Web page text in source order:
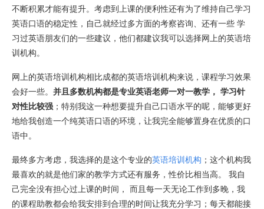
不断积累才能有提升。考虑到上课的便利性还有为了维持自己学习
英语口语的稳定性，自己就经过多方面的考察咨询、还有一些 学
习过英语朋友们的一些建议，他们都建议我可以选择网上的英语培
训机构。
网上的英语培训机构相比成都的英语培训机构来说，课程学习效果
会好一些。 并且多数机构都是专业英语老师一对一教学， 学习针
对性比较强 ；特别我这一种想要提升自己口语水平的呢，能够更好
地给我创造一个纯英语口语的环境，让我完全能够置身在优质的口
语中。
最终多方考虑，我选择的是这个专业的英语培训机构 ；这个机构我
最喜欢的就是他们家的教学方式还有服务，性价比相当高。 我自
己完全没有担心过上课的时间， 而且每一天无论工作到多晚，我
的课程助教都会给我安排到合理的时间让我充分学习；每天都能接